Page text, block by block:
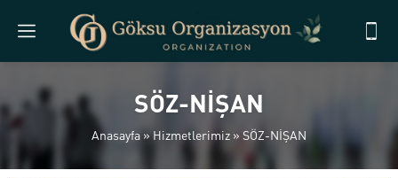
SÖZ-NİŞAN
Anasayfa »Hizmetlerimiz » SÖZ-NİŞAN